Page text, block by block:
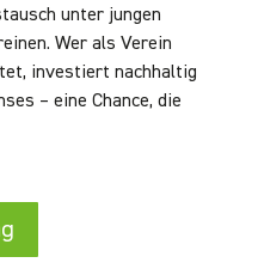
unter jungen
Wer als Verein
investiert nachhaltig
– eine Chance, die